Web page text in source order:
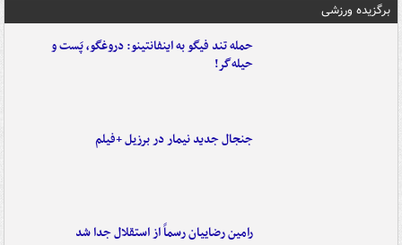
برگزیده ورزشی
حمله تند فیگو به اینفانتینو: دروغگو، پَست‌ و
حیله‌گر!
جنجال جدید نیمار در برزیل +فیلم
رامین رضاییان رسماً از استقلال جدا شد